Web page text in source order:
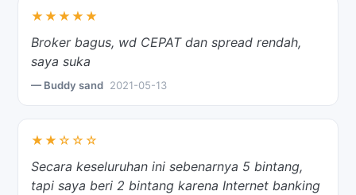
★★★★★
Broker bagus, wd CEPAT dan spread rendah,
saya suka
— Buddy sand 2021-05-13
★★☆☆☆
Secara keseluruhan ini sebenarnya 5 bintang,
tapi saya beri 2 bintang karena Internet banking